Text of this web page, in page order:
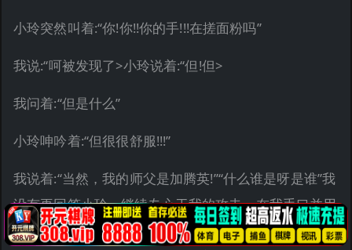
小玲突然叫着:“你!你!!你的手!!!在搓面粉吗”
我说:“呵被发现了>小玲说着:“但!但>
我问着:“但是什么”
小玲呻吟着:“但很很舒服!!!”
我说着:“当然，我的师父是加腾英!”“什么谁是呀是谁”我
没有再回答小玲，继续专心于我的攻击，在我手口并用
的刺激她胸部的时候，我的左手并没有闲着，我漫游于